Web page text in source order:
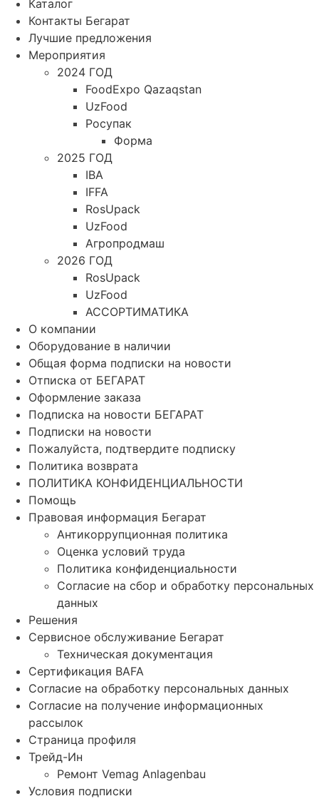
Каталог
Контакты Бегарат
Лучшие предложения
Мероприятия
2024 ГОД
FoodExpo Qazaqstan
UzFood
Росупак
Форма
2025 ГОД
IBA
IFFA
RosUpack
UzFood
Агропродмаш
2026 ГОД
RosUpack
UzFood
АССОРТИМАТИКА
О компании
Оборудование в наличии
Общая форма подписки на новости
Отписка от БЕГАРАТ
Оформление заказа
Подписка на новости БЕГАРАТ
Подписки на новости
Пожалуйста, подтвердите подписку
Политика возврата
ПОЛИТИКА КОНФИДЕНЦИАЛЬНОСТИ
Помощь
Правовая информация Бегарат
Антикоррупционная политика
Оценка условий труда
Политика конфиденциальности
Согласие на сбор и обработку персональных
данных
Решения
Сервисное обслуживание Бегарат
Техническая документация
Сертификация BAFA
Согласие на обработку персональных данных
Согласие на получение информационных
рассылок
Страница профиля
Трейд-Ин
Ремонт Vemag Anlagenbau
Условия подписки